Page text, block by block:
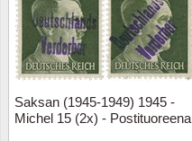
Saksan (1945-1949) 1945 -
Michel 15 (2x) - Postituoreena